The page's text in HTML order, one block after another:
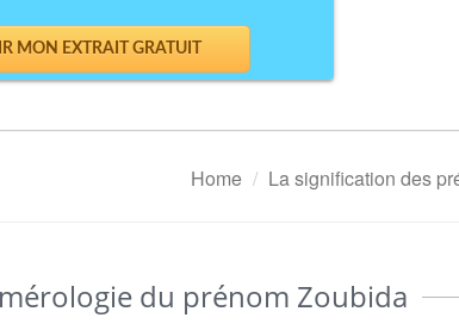
Home La signification des
du prénom Zoubida